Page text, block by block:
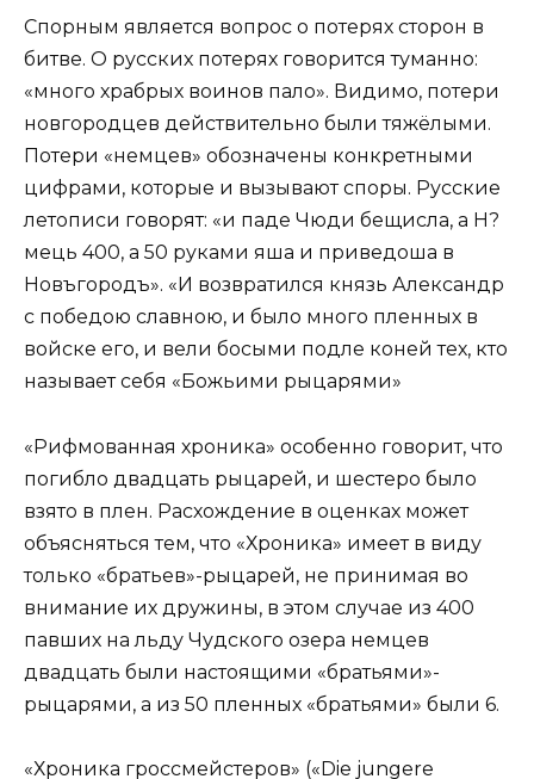
Спорным является вопрос о потерях сторон в
битве. О русских потерях говорится туманно:
«много храбрых воинов пало». Видимо, потери
новгородцев действительно были тяжёлыми.
Потери «немцев» обозначены конкретными
цифрами, которые и вызывают споры. Русские
летописи говорят: «и паде Чюди бещисла, а Н?
мець 400, а 50 руками яша и приведоша в
Новъгородъ». «И возвратился князь Александр
с победою славною, и было много пленных в
войске его, и вели босыми подле коней тех, кто
называет себя «Божьими рыцарями»
«Рифмованная хроника» особенно говорит, что
погибло двадцать рыцарей, и шестеро было
взято в плен. Расхождение в оценках может
объясняться тем, что «Хроника» имеет в виду
только «братьев»-рыцарей, не принимая во
внимание их дружины, в этом случае из 400
павших на льду Чудского озера немцев
двадцать были настоящими «братьями»-
рыцарями, а из 50 пленных «братьями» были 6.
«Хроника гроссмейстеров» («Die jungere